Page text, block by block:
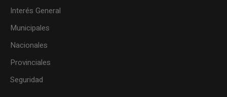
Interés General
Municipales
Nacionales
Provinciales
Seguridad